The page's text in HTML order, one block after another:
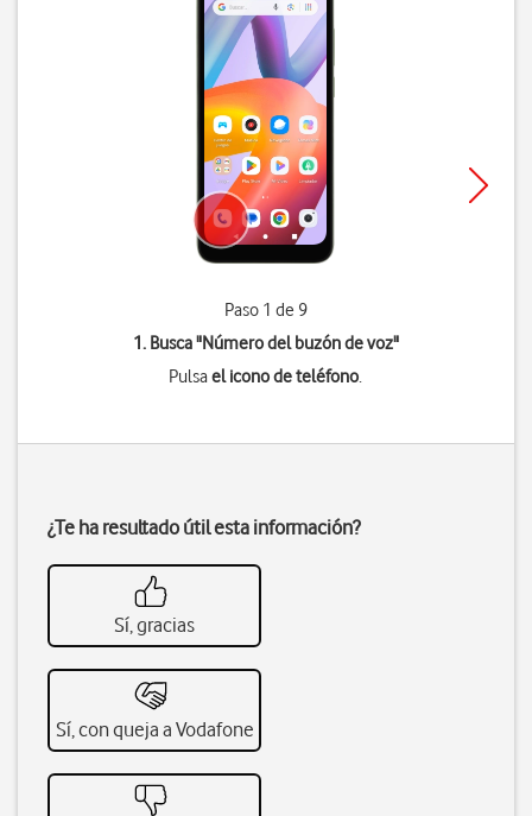
Paso 1 de 9
1. Busca "Número del buzón de voz"
Pulsael icono de teléfono.
¿Te ha resultado útil esta información?
Sí, gracias
Sí, con queja a Vodafone